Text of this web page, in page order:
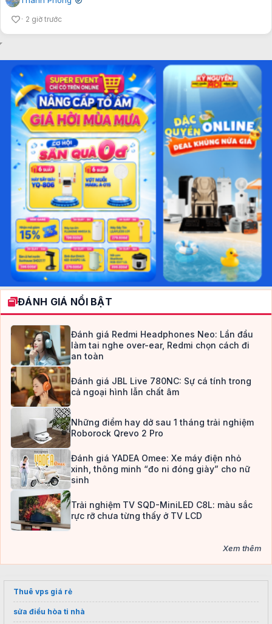
2 giờ trước
ĐÁNH GIÁ NỔI BẬT
Đánh giá Redmi Headphones Neo: Lần đầu
làm tai nghe over-ear, Redmi chọn cách đi
an toàn
Đánh giá JBL Live 780NC: Sự cá tính trong
cả ngoại hình lẫn chất âm
Những điểm hay dở sau 1 tháng trải nghiệm
Roborock Qrevo 2 Pro
Đánh giá YADEA Omee: Xe máy điện nhỏ
xinh, thông minh “đo ni đóng giày” cho nữ
sinh
Trải nghiệm TV SQD-MiniLED C8L: màu sắc
rực rỡ chưa từng thấy ở TV LCD
Xem thêm
Thuê vps giá rẻ
sửa điều hòa ti nhà